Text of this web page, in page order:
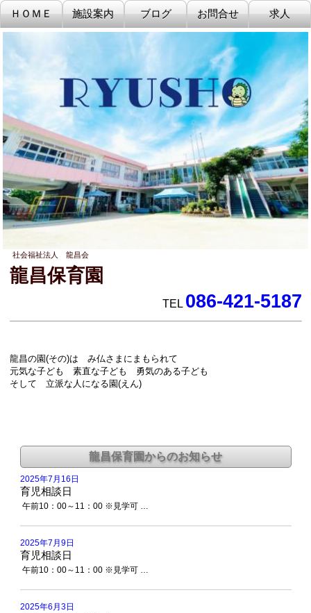
社会福祉法人 龍昌会
龍昌保育園
TEL 086-421-5187
龍昌の園(その)は み仏さまにまもられて
元気な子ども 素直な子ども 勇気のある子ども
そして 立派な人になる園(えん)
2025年7月16日
育児相談日
午前10：00～11：00 ※見学可 …
2025年7月9日
育児相談日
午前10：00～11：00 ※見学可 …
2025年6月3日